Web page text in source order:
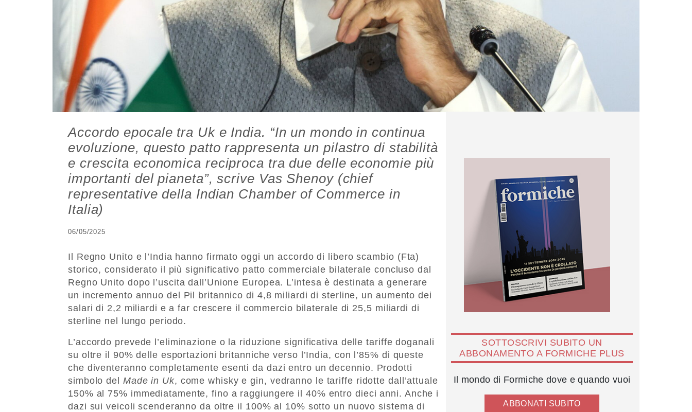
Accordo epocale tra Uk e India. “In un mondo in continua
evoluzione, questo patto rappresenta un pilastro di stabilità
e crescita economica reciproca tra due delle economie più
importanti del pianeta”, scrive Vas Shenoy (chief
representative della Indian Chamber of Commerce in
Italia)
06/05/2025
Il Regno Unito e l’India hanno firmato oggi un accordo di libero scambio (Fta)
storico, considerato il più significativo patto commerciale bilaterale concluso dal
Regno Unito dopo l’uscita dall’Unione Europea. L’intesa è destinata a generare
un incremento annuo del Pil britannico di 4,8 miliardi di sterline, un aumento dei
salari di 2,2 miliardi e a far crescere il commercio bilaterale di 25,5 miliardi di
sterline nel lungo periodo.
L’accordo prevede l’eliminazione o la riduzione significativa delle tariffe doganali
su oltre il 90% delle esportazioni britanniche verso l’India, con l’85% di queste
che diventeranno completamente esenti da dazi entro un decennio. Prodotti
simbolo del Made in Uk, come whisky e gin, vedranno le tariffe ridotte dall’attuale
150% al 75% immediatamente, fino a raggiungere il 40% entro dieci anni. Anche i
dazi sui veicoli scenderanno da oltre il 100% al 10% sotto un nuovo sistema di
SOTTOSCRIVI SUBITO UN
ABBONAMENTO A FORMICHE PLUS
Il mondo di Formiche dove e quando vuoi
ABBONATI SUBITO